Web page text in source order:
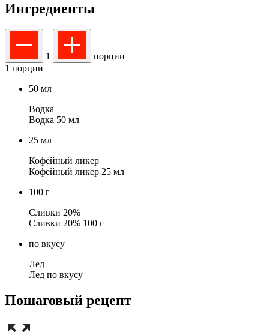
Ингредиенты
1
порции
1 порции
50 мл
Водка
Водка 50 мл
25 мл
Кофейный ликер
Кофейный ликер 25 мл
100 г
Сливки 20%
Сливки 20% 100 г
по вкусу
Лед
Лед по вкусу
Пошаговый рецепт